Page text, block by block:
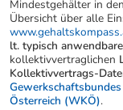
Mindestgehälter in
Übersicht über alle
lt. typisch
kollektivvertraglichen
Kollektivvertrags-
Österreich (WKÖ).